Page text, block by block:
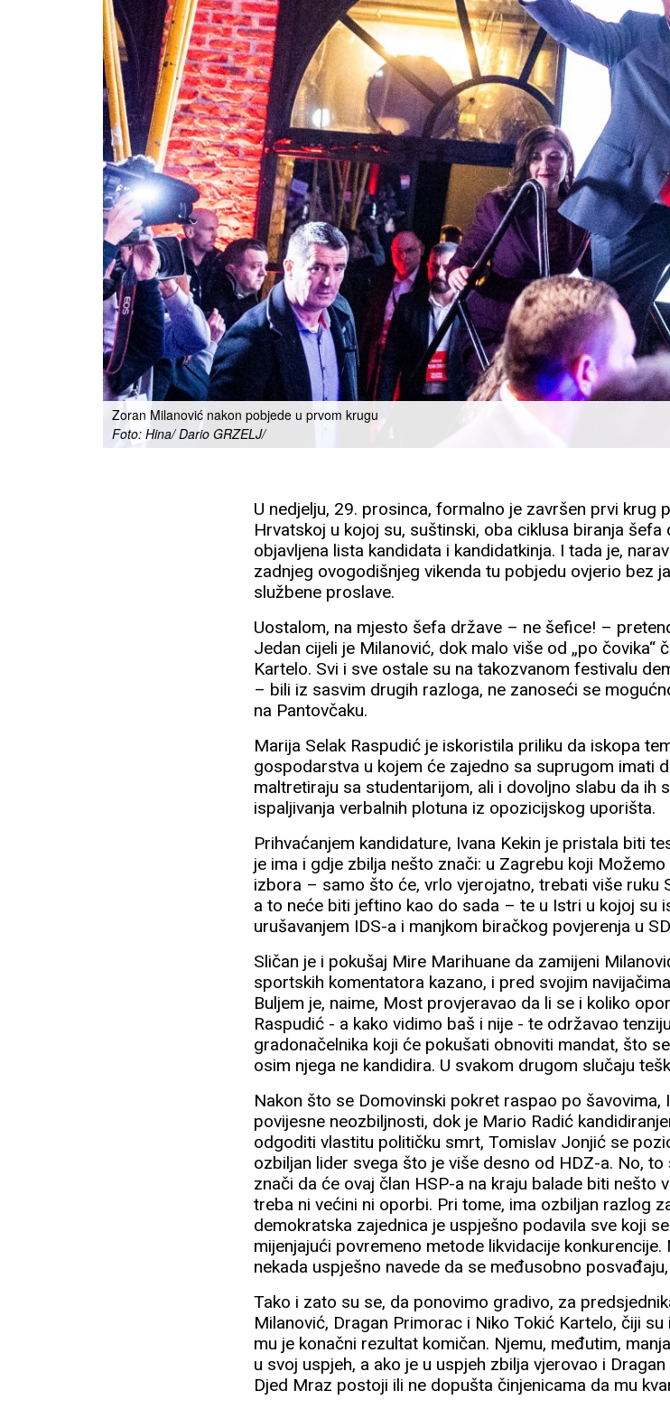
Zoran Milanović nakon pobjede u prvom krugu
Foto: Hina/ Dario GRZELJ/
U nedjelju, 29. prosinca, formalno je završen prvi krug
Hrvatskoj u kojoj su, suštinski, oba ciklusa biranja
objavljena lista kandidata i kandidatkinja. I tada je,
zadnjeg ovogodišnjeg vikenda tu pobjedu ovjerio bez
službene proslave.
Uostalom, na mjesto šefa države – ne šefice! –
Jedan cijeli je Milanović, dok malo više od „po čovika“
Kartelo. Svi i sve ostale su na takozvanom festivalu
– bili iz sasvim drugih razloga, ne zanoseći se
na Pantovčaku.
Marija Selak Raspudić je iskoristila priliku da iskopa
gospodarstva u kojem će zajedno sa suprugom imati
maltretiraju sa studentarijom, ali i dovoljno slabu da ih
ispaljivanja verbalnih plotuna iz opozicijskog uporišta.
Prihvaćanjem kandidature, Ivana Kekin je pristala biti
je ima i gdje zbilja nešto znači: u Zagrebu koji
izbora – samo što će, vrlo vjerojatno, trebati više ruku
a to neće biti jeftino kao do sada – te u Istri u kojoj su
urušavanjem IDS-a i manjkom biračkog povjerenja u
Sličan je i pokušaj Mire Marihuane da zamijeni
sportskih komentatora kazano, i pred svojim
Buljem je, naime, Most provjeravao da li se i koliko
Raspudić - a kako vidimo baš i nije - te održavao
gradonačelnika koji će pokušati obnoviti mandat, što
osim njega ne kandidira. U svakom drugom slučaju
Nakon što se Domovinski pokret raspao po šavovima,
povijesne neozbiljnosti, dok je Mario Radić
odgoditi vlastitu političku smrt, Tomislav Jonjić se
ozbiljan lider svega što je više desno od HDZ-a. No, to
znači da će ovaj član HSP-a na kraju balade biti nešto
treba ni većini ni oporbi. Pri tome, ima ozbiljan razlog
demokratska zajednica je uspješno podavila sve koji
mijenjajući povremeno metode likvidacije konkurencije.
nekada uspješno navede da se međusobno
Tako i zato su se, da ponovimo gradivo, za
Milanović, Dragan Primorac i Niko Tokić Kartelo, čiji
mu je konačni rezultat komičan. Njemu, međutim,
u svoj uspjeh, a ako je u uspjeh zbilja vjerovao i
Djed Mraz postoji ili ne dopušta činjenicama da mu